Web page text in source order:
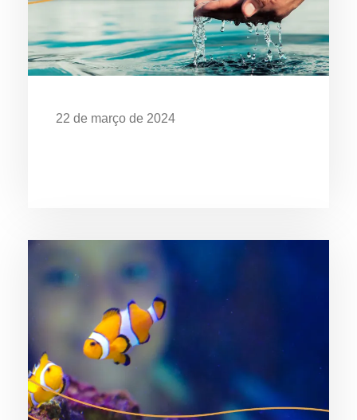
22 de março de 2024